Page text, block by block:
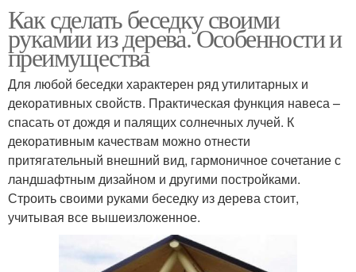
Как сделать беседку своими
рукамии из дерева. Особенности и
преимущества
Для любой беседки характерен ряд утилитарных и
декоративных свойств. Практическая функция навеса –
спасать от дождя и палящих солнечных лучей. К
декоративным качествам можно отнести
притягательный внешний вид, гармоничное сочетание с
ландшафтным дизайном и другими постройками.
Строить своими руками беседку из дерева стоит,
учитывая все вышеизложенное.